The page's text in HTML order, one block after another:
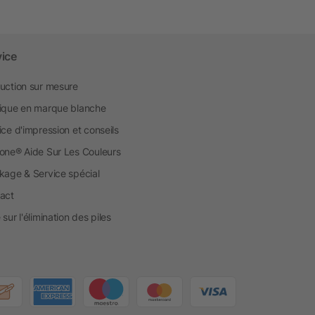
sur mesure
en marque blanche
d'impression et conseils
Aide Sur Les Couleurs
& Service spécial
l'élimination des piles